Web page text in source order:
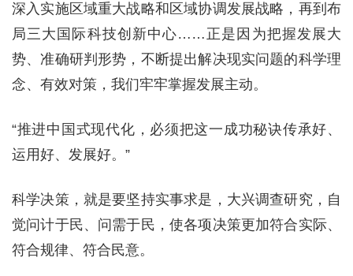
深入实施区域重大战略和区域协调发展战略，再到布
局三大国际科技创新中心……正是因为把握发展大
势、准确研判形势，不断提出解决现实问题的科学理
念、有效对策，我们牢牢掌握发展主动。
“推进中国式现代化，必须把这一成功秘诀传承好、
运用好、发展好。”
科学决策，就是要坚持实事求是，大兴调查研究，自
觉问计于民、问需于民，使各项决策更加符合实际、
符合规律、符合民意。